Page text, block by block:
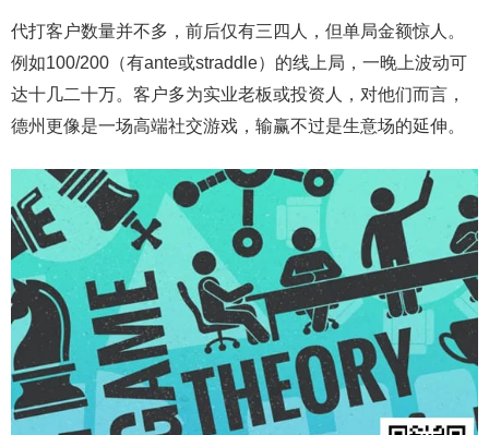
代打客户数量并不多，前后仅有三四人，但单局金额惊人。
例如100/200（有ante或straddle）的线上局，一晚上波动可
达十几二十万。客户多为实业老板或投资人，对他们而言，
德州更像是一场高端社交游戏，输赢不过是生意场的延伸。